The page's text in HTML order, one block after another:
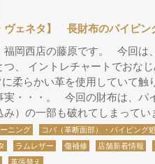
ヴェネタ】 長財布のパイピン
福岡西店の藤原です。 今回は
つ、 イントレチャートでおな
柔らかい革を使用していて触
実・・・。 今回の財布は、パ
み）の一部も破れてしまって
ニング コバ（革断面部）・パイピング
ラムレザー 傷補修 店舗新着情報
革張替え